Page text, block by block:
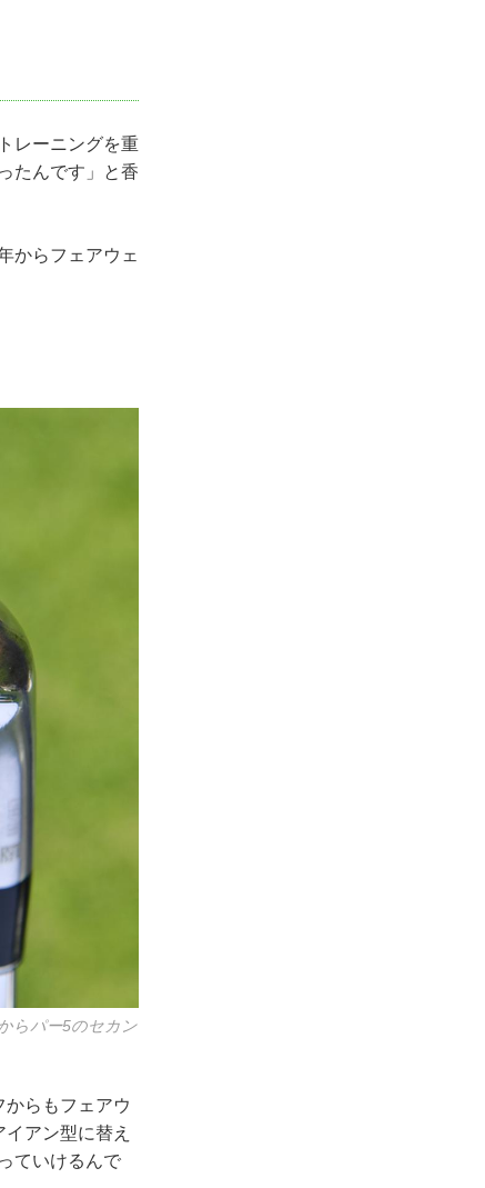
レーニングを重
たんです」と香
からフェアウェ
らパー5のセカン
からもフェアウ
アン型に替え
ていけるんで